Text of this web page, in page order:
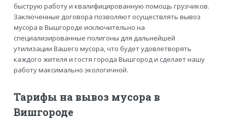
быструю работу и квалифицированную помощь грузчиков.
Заключенные договора позволяют осуществлять вывоз
мусора в Вышгороде исключительно на
специализированные полигоны для дальнейшей
утилизации Вашего мусора, что будет удовлетворять
каждого жителя и гостя города Вышгород и сделает нашу
работу максимально экологичной.
Тарифы на вывоз мусора в
Вишгороде